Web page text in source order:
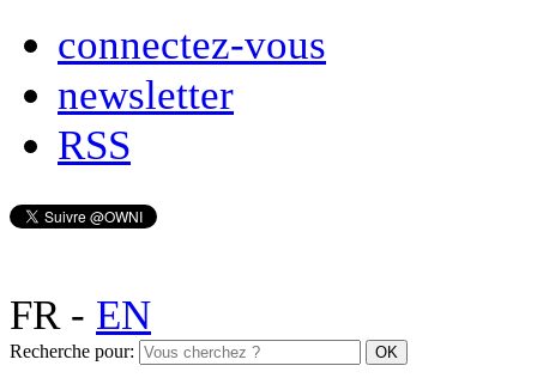
connectez-vous
newsletter
RSS
FR- EN
Recherche pour: